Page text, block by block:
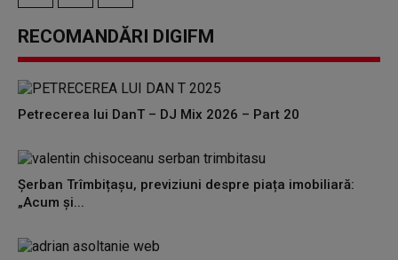
RECOMANDĂRI DIGIFM
Petrecerea lui DanT – DJ Mix 2026 – Part 20
Șerban Trîmbițașu, previziuni despre piața imobiliară:
„Acum și...